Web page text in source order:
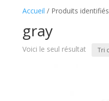
Accueil / Produits identifiés
gray
Voici le seul résultat